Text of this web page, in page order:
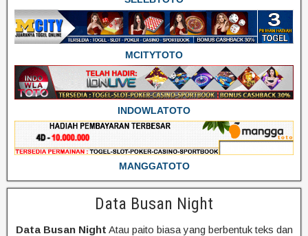
MCITYTOTO
INDOWLATOTO
MANGGATOTO
Data Busan Night
Data Busan Night Atau paito biasa yang berbentuk teks dan